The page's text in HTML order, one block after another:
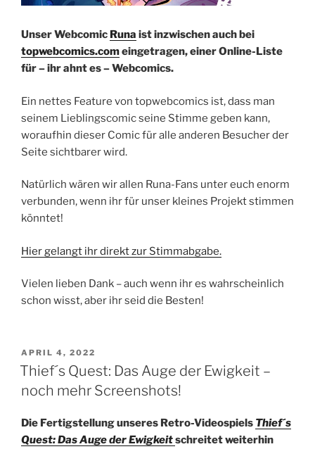
Unser Webcomic Runa ist inzwischen auch bei
topwebcomics.comeingetragen, einer Online-Liste
für – ihr ahnt es – Webcomics.
Ein nettes Feature von topwebcomics ist, dass man
seinem Lieblingscomic seine Stimme geben kann,
woraufhin dieser Comic für alle anderen Besucher der
Seite sichtbarer wird.
Natürlich wären wir allen Runa-Fans unter euch enorm
verbunden, wenn ihr für unser kleines Projekt stimmen
könntet!
Hier gelangt ihr direkt zur Stimmabgabe.
Vielen lieben Dank – auch wenn ihr es wahrscheinlich
schon wisst, aber ihr seid die Besten!
VERÖFFENTLICHT
AM
APRIL 4, 2022
Thief´s Quest: Das Auge der Ewigkeit –
noch mehr Screenshots!
Die Fertigstellung unseres Retro-Videospiels Thief´s
Quest: Das Auge der Ewigkeitschreitet weiterhin